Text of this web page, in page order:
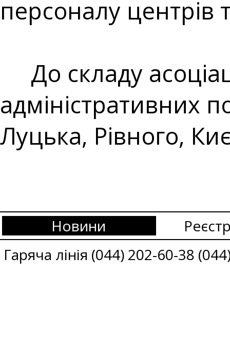
персоналу центрів
До складу
адміністративних
Луцька, Рівного,
Новини
Гаряча лінія (044) 202-60-38